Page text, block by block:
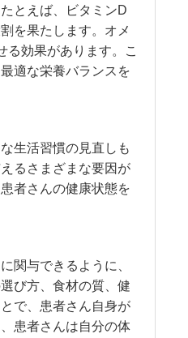
とえば、ビタミンD
を果たします。オメ
る効果があります。こ
適な栄養バランスを
生活習慣の見直しも
るさまざまな要因が
者さんの健康状態を
関与できるように、
び方、食材の質、健
で、患者さん自身が
患者さんは自分の体